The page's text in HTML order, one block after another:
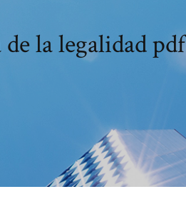
la legalidad pdf